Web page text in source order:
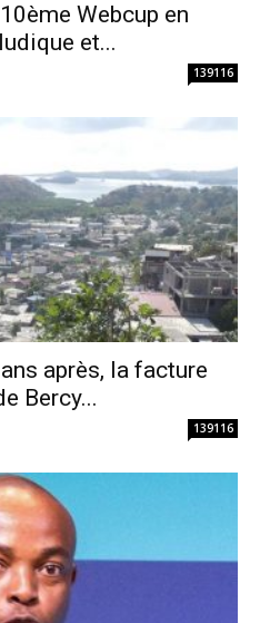
Webcup en
et...
139116
après, la facture
Bercy...
139116